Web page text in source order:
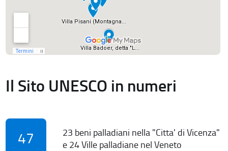
Il Sito UNESCO in numeri
47
23 beni palladiani nella "Citta' di Vicenza"
e 24 Ville palladiane nel Veneto